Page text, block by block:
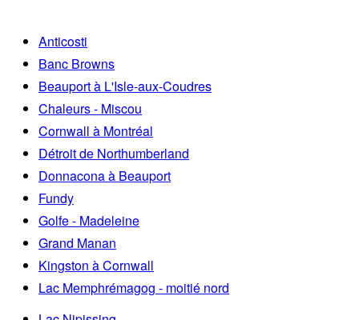
Anticosti
Banc Browns
Beauport à L'Isle-aux-Coudres
Chaleurs - Miscou
Cornwall à Montréal
Détroit de Northumberland
Donnacona à Beauport
Fundy
Golfe - Madeleine
Grand Manan
Kingston à Cornwall
Lac Memphrémagog - moitié nord